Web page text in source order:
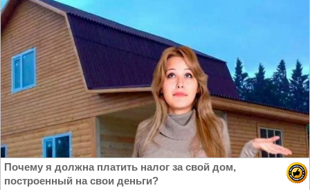
Почему я должна платить налог за свой дом,
построенный на свои деньги?